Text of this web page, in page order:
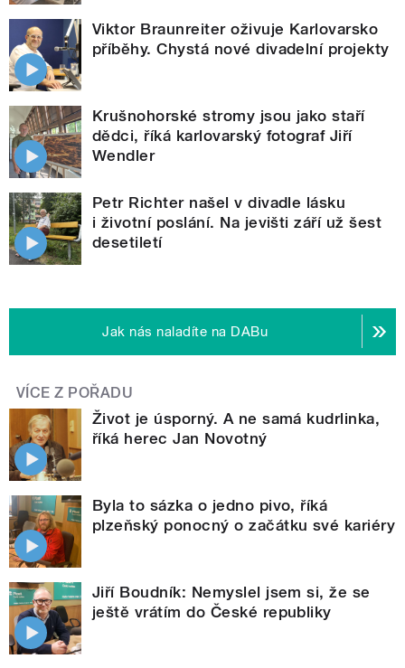
Viktor Braunreiter oživuje Karlovarsko
příběhy. Chystá nové divadelní projekty
Krušnohorské stromy jsou jako staří
dědci, říká karlovarský fotograf Jiří
Wendler
Petr Richter našel v divadle lásku
i životní poslání. Na jevišti září už šest
desetiletí
Jak nás naladíte na DABu
VÍCE Z POŘADU
Život je úsporný. A ne samá kudrlinka,
říká herec Jan Novotný
Byla to sázka o jedno pivo, říká
plzeňský ponocný o začátku své kariéry
Jiří Boudník: Nemyslel jsem si, že se
ještě vrátím do České republiky